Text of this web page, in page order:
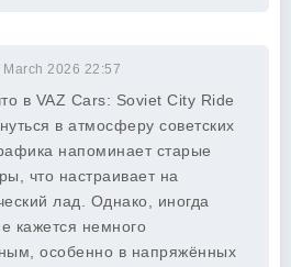
March 2026 22:57
в VAZ Cars: Soviet City Ride
в атмосферу советских
напоминает старые
что настраивает на
лад. Однако, иногда
кажется немного
особенно в напряжённых